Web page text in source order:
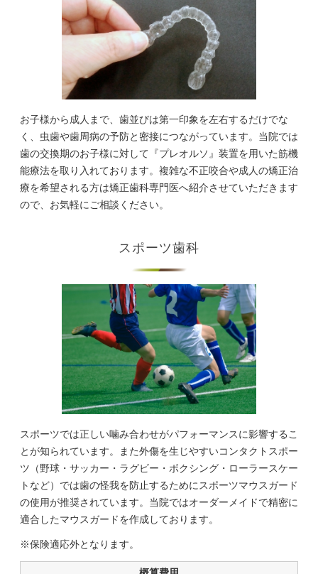
お子様から成人まで、歯並びは第一印象を左右するだけでな
く、虫歯や歯周病の予防と密接につながっています。当院では
歯の交換期のお子様に対して『プレオルソ』装置を用いた筋機
能療法を取り入れております。複雑な不正咬合や成人の矯正治
療を希望される方は矯正歯科専門医へ紹介させていただきます
ので、お気軽にご相談ください。
スポーツ歯科
スポーツでは正しい噛み合わせがパフォーマンスに影響するこ
とが知られています。また外傷を生じやすいコンタクトスポー
ツ（野球・サッカー・ラグビー・ボクシング・ローラースケー
トなど）では歯の怪我を防止するためにスポーツマウスガード
の使用が推奨されています。当院ではオーダーメイドで精密に
適合したマウスガードを作成しております。
※保険適応外となります。